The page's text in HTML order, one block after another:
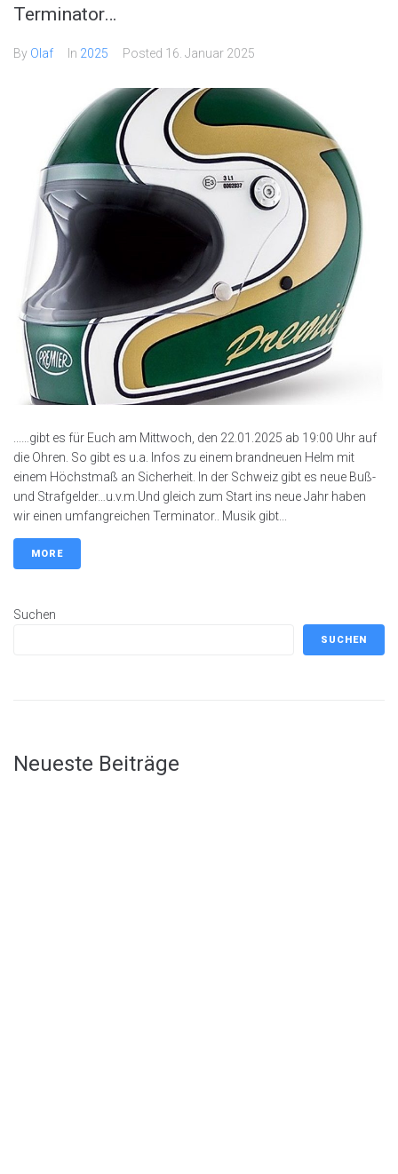
Terminator…
By Olaf In 2025 Posted 16. Januar 2025
...…gibt es für Euch am Mittwoch, den 22.01.2025 ab 19:00 Uhr auf
die Ohren. So gibt es u.a. Infos zu einem brandneuen Helm mit
einem Höchstmaß an Sicherheit. In der Schweiz gibt es neue Buß-
und Strafgelder…u.v.m.Und gleich zum Start ins neue Jahr haben
wir einen umfangreichen Terminator.. Musik gibt...
MORE
Suchen
SUCHEN
Neueste Beiträge